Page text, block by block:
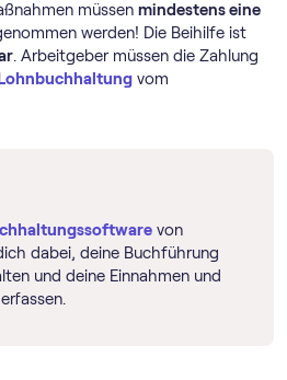
müssen mindestens eine
werden! Die Beihilfe ist
. Arbeitgeber müssen die Zahlung
Lohnbuchhaltung vom
von
dabei, deine Buchführung
und deine Einnahmen und